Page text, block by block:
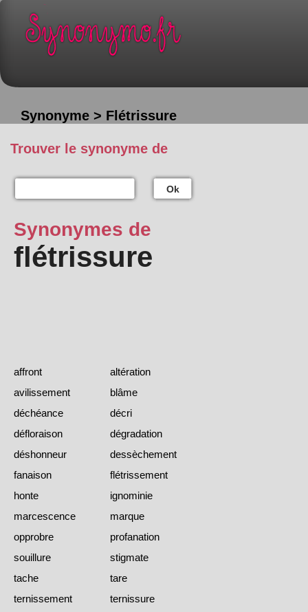
Synonyme > Flétrissure
Trouver le synonyme de
Ok
Synonymes de
flétrissure
affront
altération
avilissement
blâme
déchéance
décri
défloraison
dégradation
déshonneur
dessèchement
fanaison
flétrissement
honte
ignominie
marcescence
marque
opprobre
profanation
souillure
stigmate
tache
tare
ternissement
ternissure